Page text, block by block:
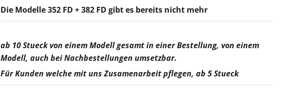
Die Modelle 352 FD + 382 FD gibt es bereits nicht mehr
ab 10 Stueck von einem Modell gesamt in einer Bestellung, von einem
Modell, auch bei Nachbestellungen umsetzbar.
Für Kunden welche mit uns Zusamenarbeit pflegen, ab 5 Stueck